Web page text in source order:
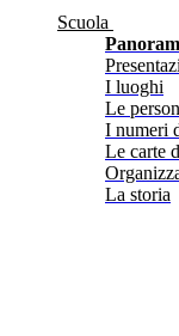
Scuola
I luoghi
Le
I numeri
Le carte
La storia